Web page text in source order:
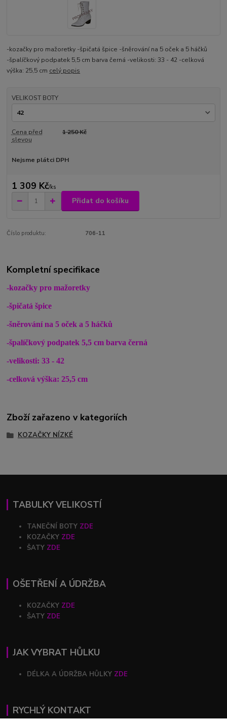
-kozačky pro mažoretky -špičatá špice -šněrování na 5 oček a 5 háčků
-špalíčkový podpatek 5,5 cm barva černá -velikosti: 33 - 42 -celková
výška: 25,5 cm celý popis
VELIKOST BOTY
Cena před
slevou
1 250 Kč
Nejsme plátci DPH
1 309 Kč/ks
Přidat do košíku
Číslo produktu: 706-11
Kompletní specifikace
-kozačky pro mažoretky
-špičatá špice
-šněrování na 5 oček a 5 háčků
-špalíčkový podpatek 5,5 cm barva černá
-velikosti: 33 - 42
-celková výška: 25,5 cm
Zboží zařazeno v kategoriích
KOZAČKY NÍZKÉ
TABULKY VELIKOSTÍ
TANEČNÍ BOTY ZDE
KOZAČKY ZDE
ŠATY ZDE
OŠETŘENÍ A ÚDRŽBA
KOZAČKY ZDE
ŠATY ZDE
JAK VYBRAT HŮLKU
DÉLKA A ÚDRŽBA HŮLKY ZDE
RYCHLÝ KONTAKT